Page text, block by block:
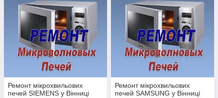
Ремонт мікрохвильових
печей SIEMENS у Вінниці
Ремонт мікрохвильових
печей SAMSUNG у Вінниці